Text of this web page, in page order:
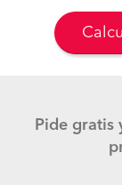
Pide gratis